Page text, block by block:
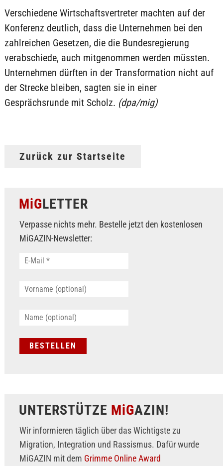
Verschiedene Wirtschaftsvertreter machten auf der
Konferenz deutlich, dass die Unternehmen bei den
zahlreichen Gesetzen, die die Bundesregierung
verabschiede, auch mitgenommen werden müssten.
Unternehmen dürften in der Transformation nicht auf
der Strecke bleiben, sagten sie in einer
Gesprächsrunde mit Scholz. (dpa/mig)
Zurück zur Startseite
MiGLETTER
Verpasse nichts mehr. Bestelle jetzt den kostenlosen
MiGAZIN-Newsletter:
UNTERSTÜTZE MiGAZIN!
Wir informieren täglich über das Wichtigste zu
Migration, Integration und Rassismus. Dafür wurde
MiGAZIN mit dem Grimme Online Award